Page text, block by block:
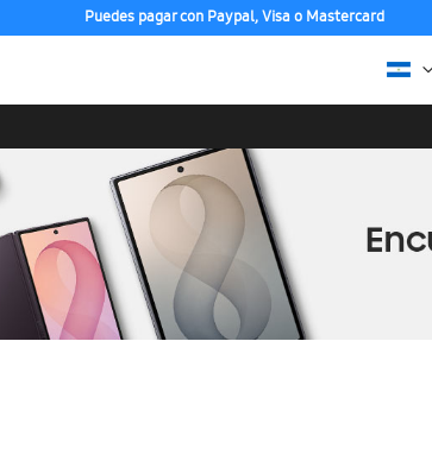
Puedes pagar con Paypal, Visa o Mastercard